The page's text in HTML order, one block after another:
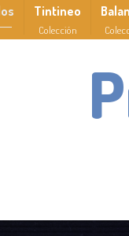
Tintineo
Colección